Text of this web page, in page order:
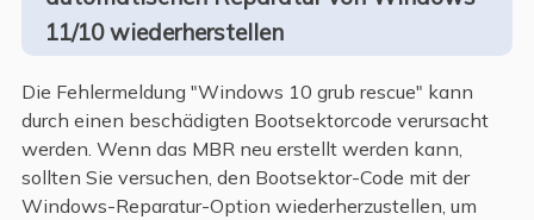
11/10 wiederherstellen
Die Fehlermeldung "Windows 10 grub rescue" kann
durch einen beschädigten Bootsektorcode verursacht
werden. Wenn das MBR neu erstellt werden kann,
sollten Sie versuchen, den Bootsektor-Code mit der
Windows-Reparatur-Option wiederherzustellen, um